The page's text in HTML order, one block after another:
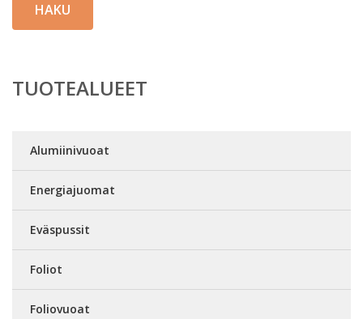
HAKU
TUOTEALUEET
Alumiinivuoat
Energiajuomat
Eväspussit
Foliot
Foliovuoat